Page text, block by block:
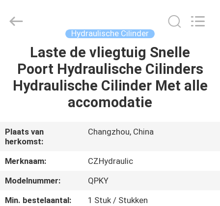
THUIS
PRODUCTEN
OVER
ONS
FABRIEKSTOCHT
EQUIPMENT
CO.,LTD.
Hydraulische Cilinder
Laste de vliegtuig Snelle
Poort Hydraulische Cilinders
Hydraulische Cilinder Met alle
accomodatie
Plaats van
herkomst:
Changzhou, China
Merknaam:
CZHydraulic
Modelnummer:
QPKY
Min. bestelaantal:
1 Stuk / Stukken